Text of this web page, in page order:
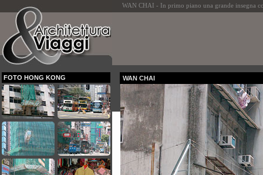
WAN CHAI - In primo piano una grande insegna
FOTO HONG KONG WAN CHAI